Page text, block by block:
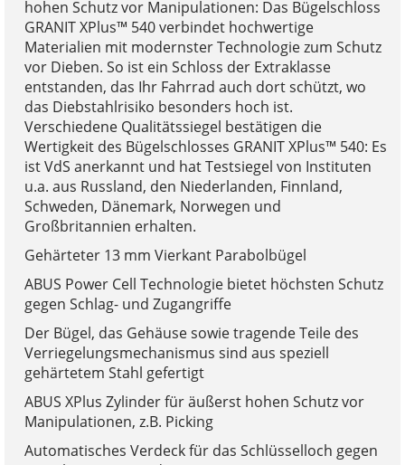
hohen Schutz vor Manipulationen: Das Bügelschloss
GRANIT XPlus™ 540 verbindet hochwertige
Materialien mit modernster Technologie zum Schutz
vor Dieben. So ist ein Schloss der Extraklasse
entstanden, das Ihr Fahrrad auch dort schützt, wo
das Diebstahlrisiko besonders hoch ist.
Verschiedene Qualitätssiegel bestätigen die
Wertigkeit des Bügelschlosses GRANIT XPlus™ 540: Es
ist VdS anerkannt und hat Testsiegel von Instituten
u.a. aus Russland, den Niederlanden, Finnland,
Schweden, Dänemark, Norwegen und
Großbritannien erhalten.
Gehärteter 13 mm Vierkant Parabolbügel
ABUS Power Cell Technologie bietet höchsten Schutz
gegen Schlag- und Zugangriffe
Der Bügel, das Gehäuse sowie tragende Teile des
Verriegelungsmechanismus sind aus speziell
gehärtetem Stahl gefertigt
ABUS XPlus Zylinder für äußerst hohen Schutz vor
Manipulationen, z.B. Picking
Automatisches Verdeck für das Schlüsselloch gegen